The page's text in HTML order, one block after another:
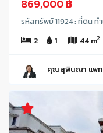
869,000 ฿
รหัสทรัพย์ 11924 : ที่ดิน ท
2
1 44 m2
คุณสุพินญา แพ